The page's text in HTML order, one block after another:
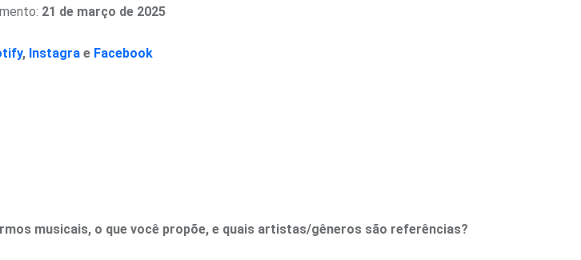
21 de março de 2025
, Instagra e Facebook
musicais, o que você propõe, e quais artistas/gêneros são referências?